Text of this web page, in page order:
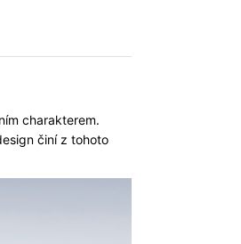
charakterem.
činí z tohoto